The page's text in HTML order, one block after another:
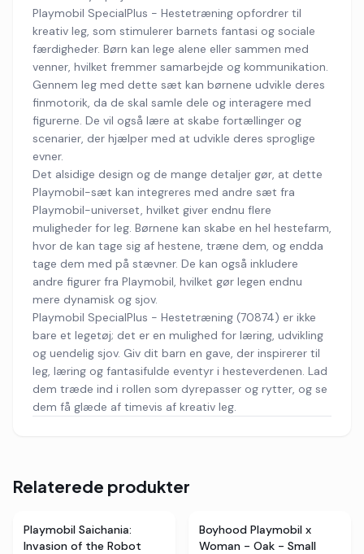
Playmobil SpecialPlus - Hestetræning opfordrer til
kreativ leg, som stimulerer barnets fantasi og sociale
færdigheder. Børn kan lege alene eller sammen med
venner, hvilket fremmer samarbejde og kommunikation.
Gennem leg med dette sæt kan børnene udvikle deres
finmotorik, da de skal samle dele og interagere med
figurerne. De vil også lære at skabe fortællinger og
scenarier, der hjælper med at udvikle deres sproglige
evner.
Det alsidige design og de mange detaljer gør, at dette
Playmobil-sæt kan integreres med andre sæt fra
Playmobil-universet, hvilket giver endnu flere
muligheder for leg. Børnene kan skabe en hel hestefarm,
hvor de kan tage sig af hestene, træne dem, og endda
tage dem med på stævner. De kan også inkludere
andre figurer fra Playmobil, hvilket gør legen endnu
mere dynamisk og sjov.
Playmobil SpecialPlus - Hestetræning (70874) er ikke
bare et legetøj; det er en mulighed for læring, udvikling
og uendelig sjov. Giv dit barn en gave, der inspirerer til
leg, læring og fantasifulde eventyr i hesteverdenen. Lad
dem træde ind i rollen som dyrepasser og rytter, og se
dem få glæde af timevis af kreativ leg.
Relaterede produkter
Playmobil Saichania:
Invasion of the Robot
Boyhood Playmobil x
Woman - Oak - Small